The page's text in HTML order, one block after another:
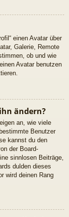
einen Avatar über
Galerie, Remote
ob und wie
Avatar benutzen
ändern?
an, wie viele
Benutzer
kannst du den
der Board-
sinnlosen Beiträge,
dulden dieses
wird deinen Rang